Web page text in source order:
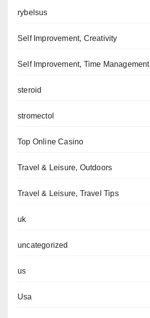
rybelsus
Self Improvement, Creativity
Self Improvement, Time Management
steroid
stromectol
Top Online Casino
Travel & Leisure, Outdoors
Travel & Leisure, Travel Tips
uk
uncategorized
us
Usa